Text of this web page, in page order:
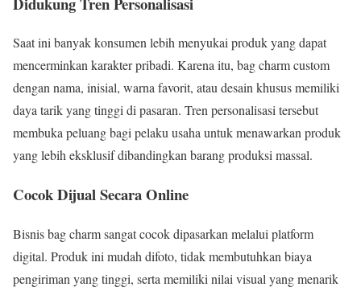
Saat ini banyak konsumen lebih menyukai produk yang dapat
mencerminkan karakter pribadi. Karena itu, bag charm custom
dengan nama, inisial, warna favorit, atau desain khusus memiliki
daya tarik yang tinggi di pasaran. Tren personalisasi tersebut
membuka peluang bagi pelaku usaha untuk menawarkan produk
yang lebih eksklusif dibandingkan barang produksi massal.
Cocok Dijual Secara Online
Bisnis bag charm sangat cocok dipasarkan melalui platform
digital. Produk ini mudah difoto, tidak membutuhkan biaya
pengiriman yang tinggi, serta memiliki nilai visual yang menarik